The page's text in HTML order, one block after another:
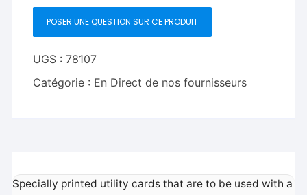
Caj
Magic
POSER UNE QUESTION SUR CE PRODUIT
UGS :78107
Catégorie : En Direct de nos fournisseurs
Specially printed utility cards that are to be used with a